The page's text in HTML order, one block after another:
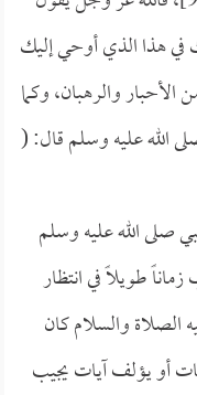
في هذا الذي أوحي إليك
والرهبان، وكما
الله عليه وسلم قال: (
صلى الله عليه وسلم
طويلاً في انتظار
والسلام كان
أو يؤلف آيات يجيب